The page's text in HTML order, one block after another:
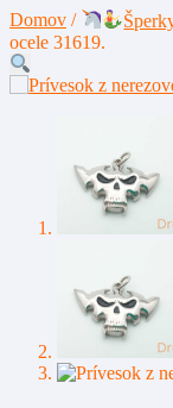
Domov /
ocele 31619.